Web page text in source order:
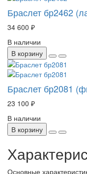
Браслет бр2462
34 600 ₽
В наличии
В корзину
Браслет бр2081
23 100 ₽
В наличии
В корзину
Основные